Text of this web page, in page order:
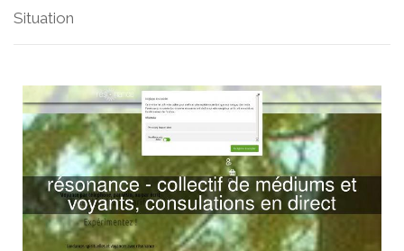
Situation